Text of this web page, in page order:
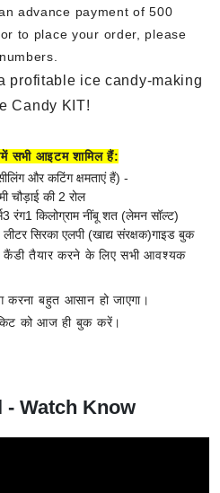
advance payment of 500
to place your order, please
profitable ice candy-making
Candy KIT!
सभी आइटम शामिल हैं:
और कटिंग क्षमताएं हैं) -
चौड़ाई की 2 रोल
3 रंग1 किलोग्राम नींबू शत (लेमन सॉल्ट)
सिरका एलपी (खाद्य संरक्षक)गाइड बुक
तैयार करने के लिए सभी आवश्यक
बहुत आसान हो जाएगा।
को आज ही बुक करें।
- Watch Know